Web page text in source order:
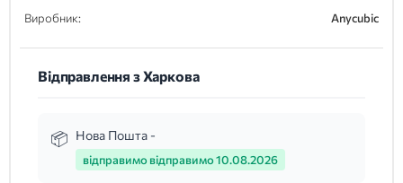
Виробник: Anycubic
Відправлення з Харкова
Нова Пошта -
відправимо відправимо 10.08.2026